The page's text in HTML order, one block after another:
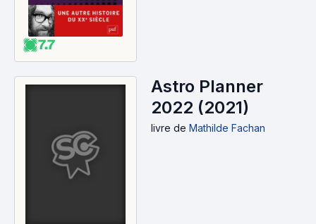
7.7
Astro Planner
2022 (2021)
livre de Mathilde Fachan